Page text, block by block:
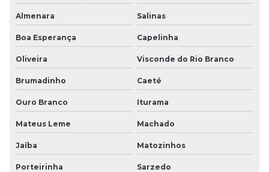
Almenara Salinas
Boa Esperança Capelinha
Oliveira Visconde do Rio Branco
Brumadinho Caeté
Ouro Branco Iturama
Mateus Leme Machado
Jaíba Matozinhos
Porteirinha Sarzedo